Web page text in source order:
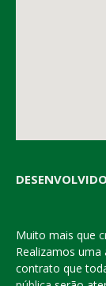
Muito mais que
Realizamos uma
contrato que